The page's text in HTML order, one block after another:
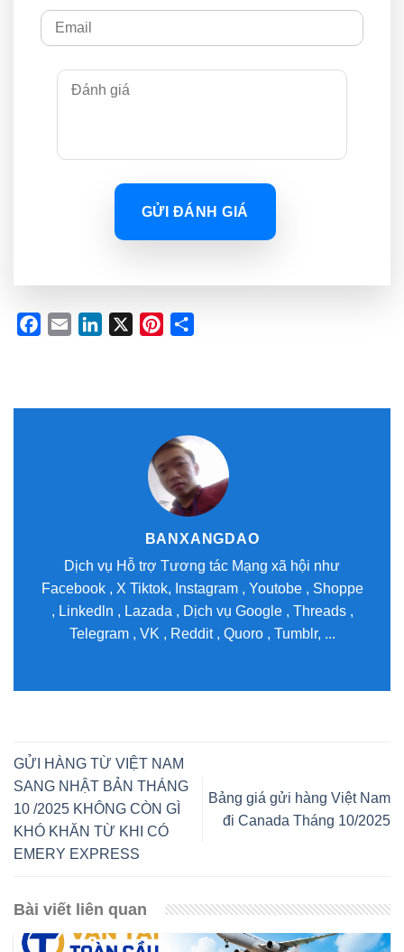
GỬI ĐÁNH GIÁ
Facebook
Email LinkedIn Pinterest
BANXANGDAO
Dịch vụ Hỗ trợ Tương tác Mạng xã hội như
Facebook , X Tiktok, Instagram , Youtobe , Shoppe
, Linkedln , Lazada , Dịch vụ Google , Threads ,
Telegram , VK , Reddit , Quoro , Tumblr, ...
GỬI HÀNG TỪ VIỆT NAM
SANG NHẬT BẢN THÁNG
10 /2025 KHÔNG CÒN GÌ
KHÓ KHĂN TỪ KHI CÓ
EMERY EXPRESS
Bảng giá gửi hàng Việt Nam
đi Canada Tháng 10/2025
Bài viết liên quan